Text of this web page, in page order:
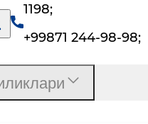
1198;
+99871 244-98-98;